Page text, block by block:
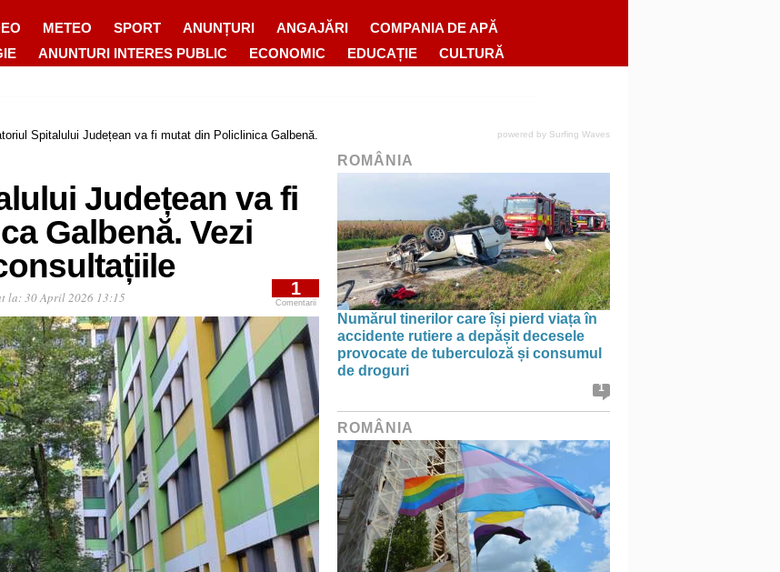
METEO SPORT ANUNȚURI ANGAJĂRI
COMPANIA DE APĂ
ANUNTURI INTERES PUBLIC ECONOMIC EDUCAȚIE CULTURĂ
Spitalului Județean va fi mutat din Policlinica Galbenă.
Județean va fi
Galbenă. Vezi
la:30 April 2026 13:15 1
Comentarii
powered by Surfing Waves
ROMÂNIA
Numărul tinerilor care își pierd viața în
accidente rutiere a depășit decesele
provocate de tuberculoză și consumul
de droguri
1
ROMÂNIA